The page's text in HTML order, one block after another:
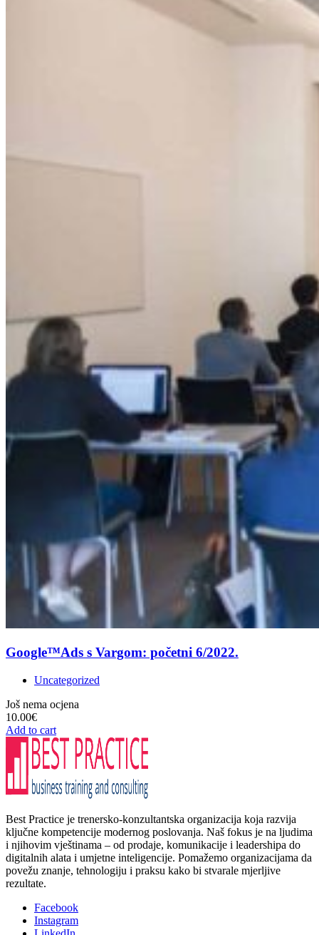
Google™Ads s Vargom: početni 6/2022.
Uncategorized
Još nema ocjena
10.00€
Add to cart
Best Practice je trenersko-konzultantska organizacija koja razvija
ključne kompetencije modernog poslovanja. Naš fokus je na ljudima
i njihovim vještinama – od prodaje, komunikacije i leadershipa do
digitalnih alata i umjetne inteligencije. Pomažemo organizacijama da
povežu znanje, tehnologiju i praksu kako bi stvarale mjerljive
rezultate.
Facebook
Instagram